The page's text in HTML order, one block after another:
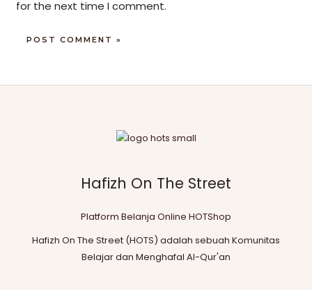
for the next time I comment.
Hafizh On The Street
Platform Belanja Online HOTShop
Hafizh On The Street (HOTS) adalah sebuah Komunitas
Belajar dan Menghafal Al-Qur'an